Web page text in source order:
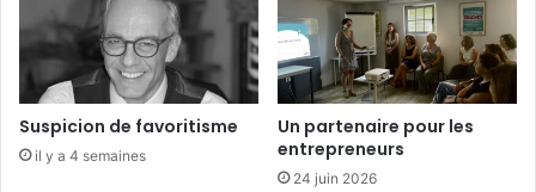
1
a
r
Suspicion de favoritisme
il y a 4 semaines
Un partenaire pour les
entrepreneurs
24 juin 2026